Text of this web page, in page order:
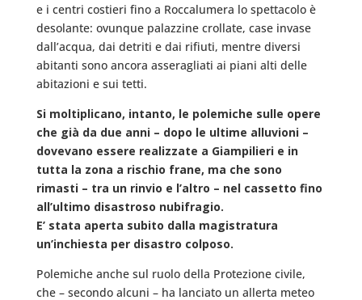
e i centri costieri fino a Roccalumera lo spettacolo è
desolante: ovunque palazzine crollate, case invase
dall’acqua, dai detriti e dai rifiuti, mentre diversi
abitanti sono ancora asseragliati ai piani alti delle
abitazioni e sui tetti.
Si moltiplicano, intanto, le polemiche sulle opere
che già da due anni – dopo le ultime alluvioni –
dovevano essere realizzate a Giampilieri e in
tutta la zona a rischio frane, ma che sono
rimasti – tra un rinvio e l’altro – nel cassetto fino
all’ultimo disastroso nubifragio.
E’ stata aperta subito dalla magistratura
un’inchiesta per disastro colposo.
Polemiche anche sul ruolo della Protezione civile,
che – secondo alcuni – ha lanciato un allerta meteo